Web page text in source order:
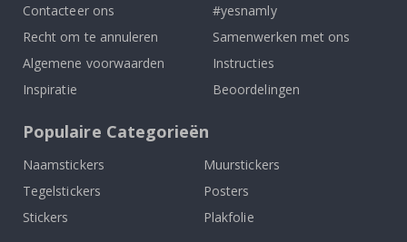
Contacteer ons
Recht om te annuleren
Algemene voorwaarden
Inspiratie
#yesnamly
Samenwerken met ons
Instructies
Beoordelingen
Populaire Categorieën
Naamstickers
Muurstickers
Tegelstickers
Posters
Stickers
Plakfolie